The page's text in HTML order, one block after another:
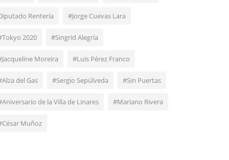
Rentería #Jorge Cuevas Lara
2020 #Singrid Alegría
Moreira #Luis Pérez Franco
del Gas #Sergio Sepúlveda #Sin Puertas
de la Villa de Linares #Mariano Rivera
Muñoz